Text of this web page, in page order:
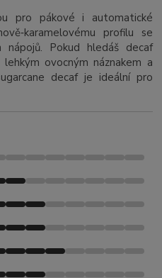
pro pákové i automatické
profilu se
Pokud hledáš decaf
ovocným náznakem a
decaf je ideální pro